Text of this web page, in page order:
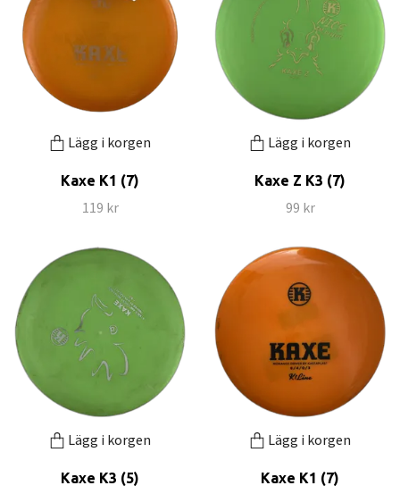
Lägg i korgen
Kaxe K1 (7)
119 kr
Lägg i korgen
Kaxe Z K3 (7)
99 kr
Lägg i korgen
Kaxe K3 (5)
Lägg i korgen
Kaxe K1 (7)